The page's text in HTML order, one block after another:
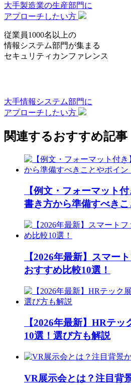
大手製造業の生産部門に
アプローチしたい方
従業員1000名以上の
情報システム部門が集まる
セキュリティカンファレンス
大手情報システム部門に
アプローチしたい方
関連するおすすめ記事
【例文・フォーマット
書き方から準備すべき
【2026年最新】スマー
おすすめ比較10選！
【2026年最新】HRテ
10選！選び方も解説
VR展示会とは？注目背